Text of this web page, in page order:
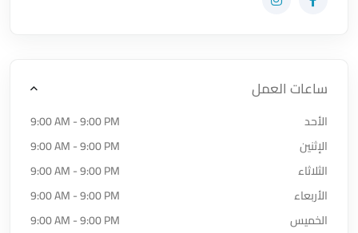
زيارة حساب المتجر على Facebook-f
زيارة حساب المتجر على Instagram
ساعات العمل
الأحد
9:00 AM - 9:00 PM
الإثنين
9:00 AM - 9:00 PM
الثلاثاء
9:00 AM - 9:00 PM
الأربعاء
9:00 AM - 9:00 PM
الخميس
9:00 AM - 9:00 PM